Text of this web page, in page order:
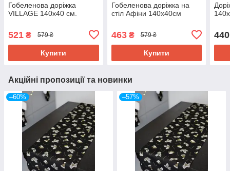
Гобеленова доріжка
VILLAGE 140х40 см.
521 ₴ 579 ₴
Купити
Гобеленова доріжка на
стіл Афіни 140х40см
463₴ 579 ₴
Купити
440
Акційні пропозиції та новинки
–60% –57%